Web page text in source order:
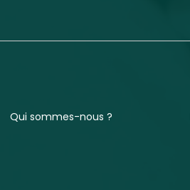
Qui sommes-nous ?